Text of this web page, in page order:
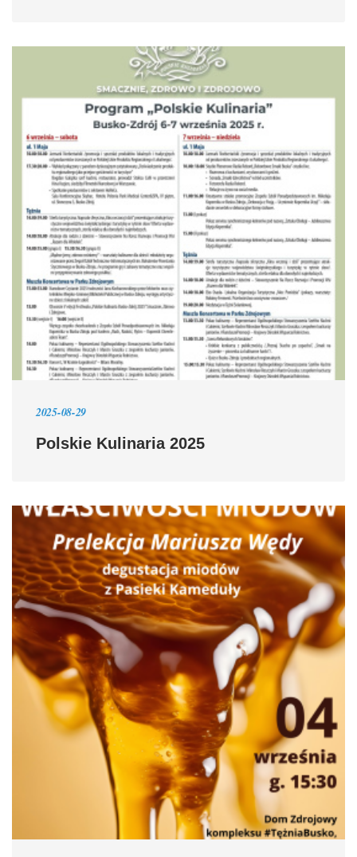
2025-08-29
Polskie Kulinaria 2025